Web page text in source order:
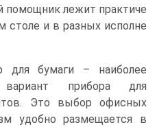
помощник лежит практиче
столе и в разных исполне
для бумаги – наиболее
вариант прибора для
Это выбор офисных
удобно размещается в